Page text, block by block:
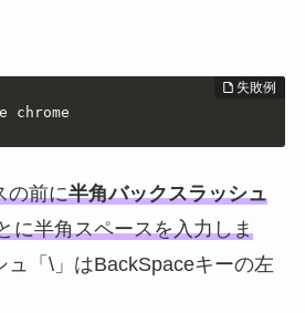
chrome
の前に半角バックスラッシュ
に半角スペースを入力しま
ュ「\」はBackSpaceキーの左